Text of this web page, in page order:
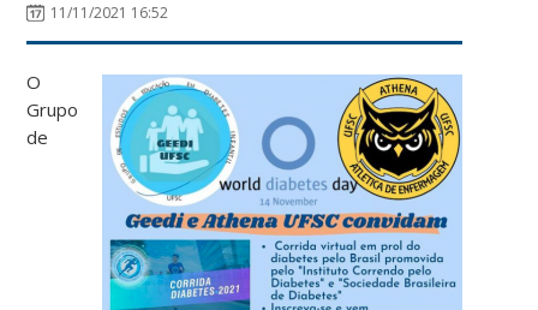
11/11/2021 16:52
O
Grupo
de